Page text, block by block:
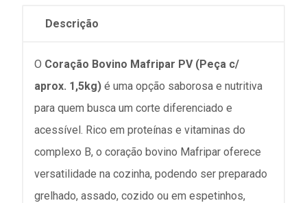
Descrição
O Coração Bovino Mafripar PV (Peça c/
aprox. 1,5kg) é uma opção saborosa e nutritiva
para quem busca um corte diferenciado e
acessível. Rico em proteínas e vitaminas do
complexo B, o coração bovino Mafripar oferece
versatilidade na cozinha, podendo ser preparado
grelhado, assado, cozido ou em espetinhos,